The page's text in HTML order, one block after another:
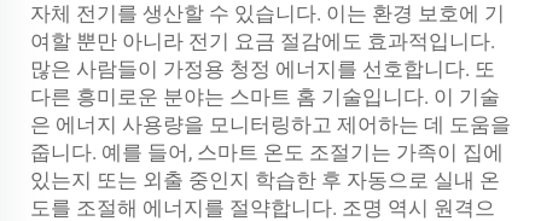
자체 전기를 생산할 수 있습니다. 이는 환경 보호에 기
여할 뿐만 아니라 전기 요금 절감에도 효과적입니다.
많은 사람들이 가정용 청정 에너지를 선호합니다. 또
다른 흥미로운 분야는 스마트 홈 기술입니다. 이 기술
은 에너지 사용량을 모니터링하고 제어하는 데 도움을
줍니다. 예를 들어, 스마트 온도 조절기는 가족이 집에
있는지 또는 외출 중인지 학습한 후 자동으로 실내 온
도를 조절해 에너지를 절약합니다. 조명 역시 원격으